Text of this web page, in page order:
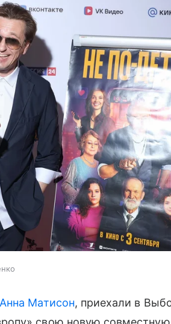
Анна Матисон, приехали в